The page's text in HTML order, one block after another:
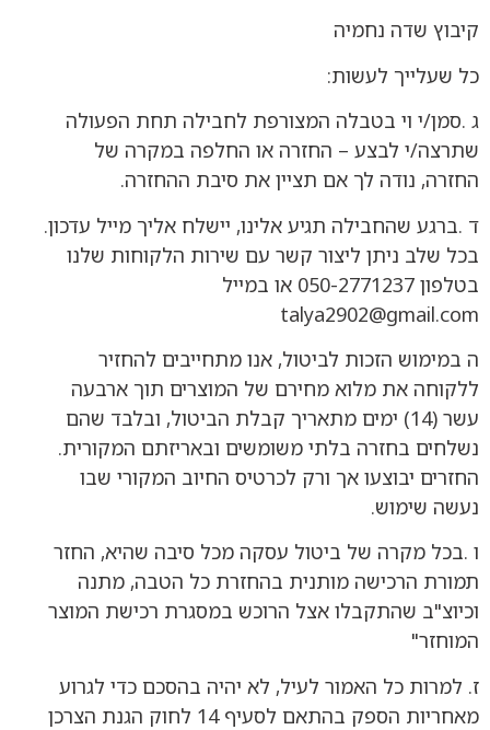
קיבוץ שדה נחמיה
כל שעלייך לעשות:
ג .סמן/י וי בטבלה המצורפת לחבילה תחת הפעולה
שתרצה/י לבצע – החזרה או החלפה במקרה של
החזרה, נודה לך אם תציין את סיבת ההחזרה.
ד .ברגע שהחבילה תגיע אלינו, יישלח אליך מייל עדכון.
בכל שלב ניתן ליצור קשר עם שירות הלקוחות שלנו
בטלפון 050-2771237 או במייל
talya2902@gmail.com
ה במימוש הזכות לביטול, אנו מתחייבים להחזיר
ללקוחה את מלוא מחירם של המוצרים תוך ארבעה
עשר (14) ימים מתאריך קבלת הביטול, ובלבד שהם
נשלחים בחזרה בלתי משומשים ובאריזתם המקורית.
החזרים יבוצעו אך ורק לכרטיס החיוב המקורי שבו
נעשה שימוש.
ו .בכל מקרה של ביטול עסקה מכל סיבה שהיא, החזר
תמורת הרכישה מותנית בהחזרת כל הטבה, מתנה
וכיוצ"ב שהתקבלו אצל הרוכש במסגרת רכישת המוצר
המוחזר"
ז. למרות כל האמור לעיל, לא יהיה בהסכם כדי לגרוע
מאחריות הספק בהתאם לסעיף 14 לחוק הגנת הצרכן